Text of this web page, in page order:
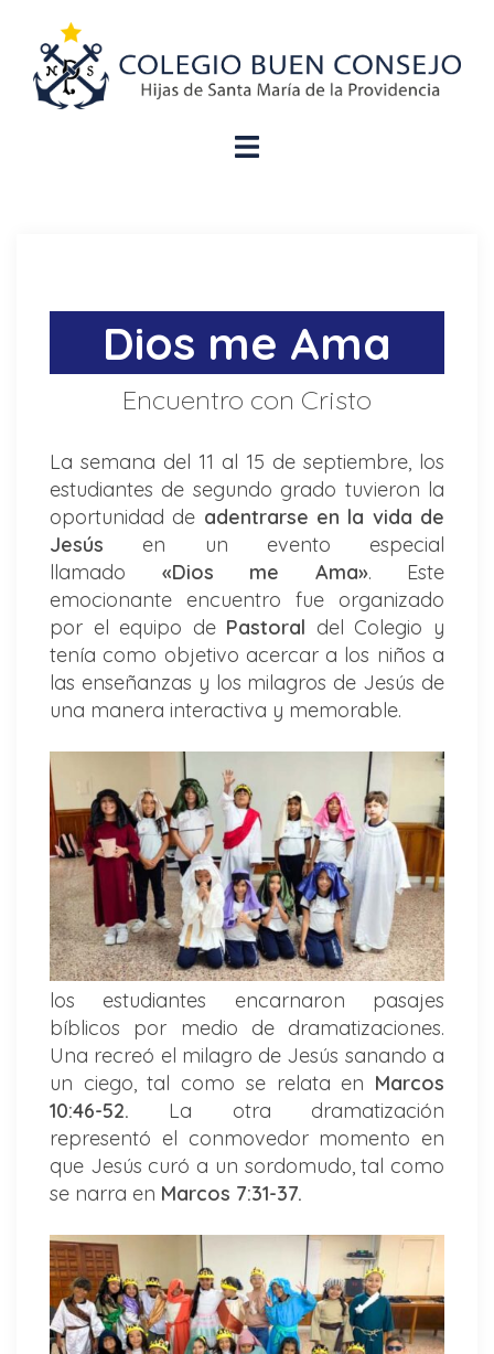
Dios me Ama
Encuentro con Cristo
La semana del 11 al 15 de septiembre, los
estudiantes de segundo grado tuvieron la
oportunidad de adentrarse en la vida de
Jesús en un evento especial
llamado «Dios me Ama». Este
emocionante encuentro fue organizado
por el equipo de Pastoral del Colegio y
tenía como objetivo acercar a los niños a
las enseñanzas y los milagros de Jesús de
una manera interactiva y memorable.
los estudiantes encarnaron pasajes
bíblicos por medio de dramatizaciones.
Una recreó el milagro de Jesús sanando a
un ciego, tal como se relata en Marcos
10:46-52. La otra dramatización
representó el conmovedor momento en
que Jesús curó a un sordomudo, tal como
se narra en Marcos 7:31-37.